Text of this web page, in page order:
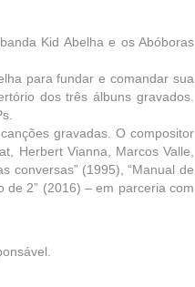
Kid Abelha e os Abóboras
para fundar e comandar sua
dos três álbuns gravados.
gravadas. O compositor
Herbert Vianna, Marcos Valle,
conversas” (1995), “Manual de
de 2” (2016) – em parceria com